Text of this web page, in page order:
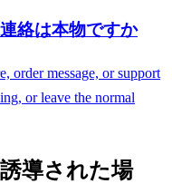
絡は本物ですか
order message, or support
or leave the normal
導された場